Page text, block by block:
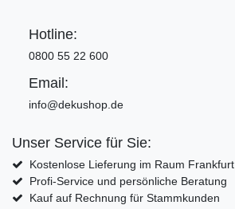
Hotline:
0800 55 22 600
Email:
info@dekushop.de
Unser Service für Sie:
Kostenlose Lieferung im Raum Frankfurt
Profi-Service und persönliche Beratung
Kauf auf Rechnung für Stammkunden